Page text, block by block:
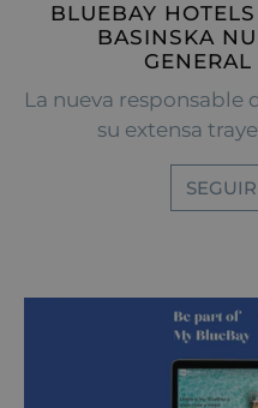
BLUEBAY
BASINSKA
La nueva responsable
su extensa